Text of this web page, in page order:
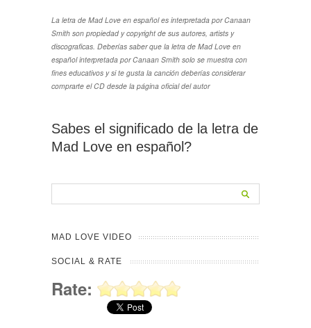
La letra de Mad Love en español es interpretada por Canaan
Smith son propiedad y copyright de sus autores, artists y
discograficas. Deberías saber que la letra de Mad Love en
español interpretada por Canaan Smith solo se muestra con
fines educativos y si te gusta la canción deberías considerar
comprarte el CD desde la página oficial del autor
Sabes el significado de la letra de
Mad Love en español?
MAD LOVE VIDEO
SOCIAL & RATE
Rate: